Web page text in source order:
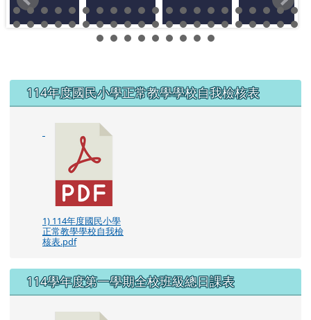
左邊區域內容
114年度國民小學正常教學學校自我檢核表
1) 114年度國民小學
正常教學學校自我檢
核表.pdf
114學年度第一學期全校班級總日課表